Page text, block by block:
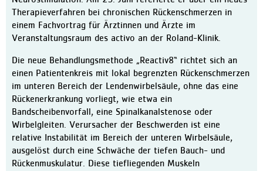
Therapieverfahren bei chronischen Rückenschmerzen in
einem Fachvortrag für Ärztinnen und Ärzte im
Veranstaltungsraum des activo an der Roland-Klinik.
Die neue Behandlungsmethode „Reactiv8“ richtet sich an
einen Patientenkreis mit lokal begrenzten Rückenschmerzen
im unteren Bereich der Lendenwirbelsäule, ohne das eine
Rückenerkrankung vorliegt, wie etwa ein
Bandscheibenvorfall, eine Spinalkanalstenose oder
Wirbelgleiten. Verursacher der Beschwerden ist eine
relative Instabilität im Bereich der unteren Wirbelsäule,
ausgelöst durch eine Schwäche der tiefen Bauch- und
Rückenmuskulatur. Diese tiefliegenden Muskeln
Aufenthalt
Ablauf
Zimmer und Wahlleistungen
Verpflegung
Pflege und Betreuung
Entlassungsmanagement /
Erholung
Lob und Kritik